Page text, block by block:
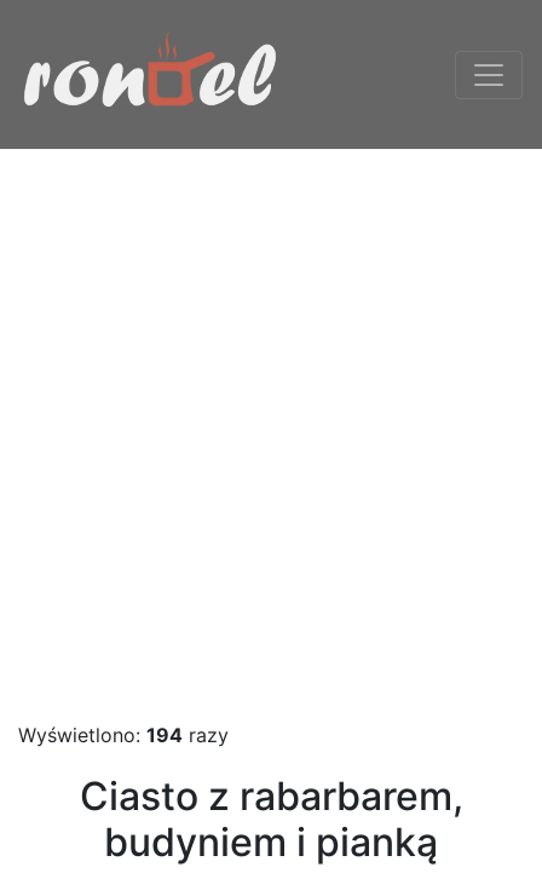
Wyświetlono: 194 razy
Ciasto z rabarbarem,
budyniem i pianką